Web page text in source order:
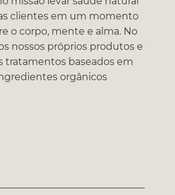
clientes em um momento
o corpo, mente e alma. No
nossos próprios produtos e
tratamentos baseados em
orgânicos